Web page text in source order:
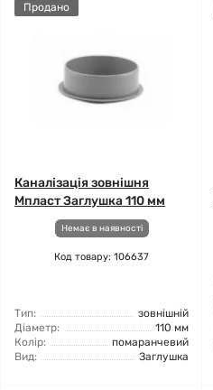
Продано
Каналізація зовнішня
Мпласт Заглушка 110 мм
Немає в наявності
Код товару: 106637
Тип:
зовнішній
Діаметр:
110 мм
Колір:
помаранчевий
Вид:
Заглушка